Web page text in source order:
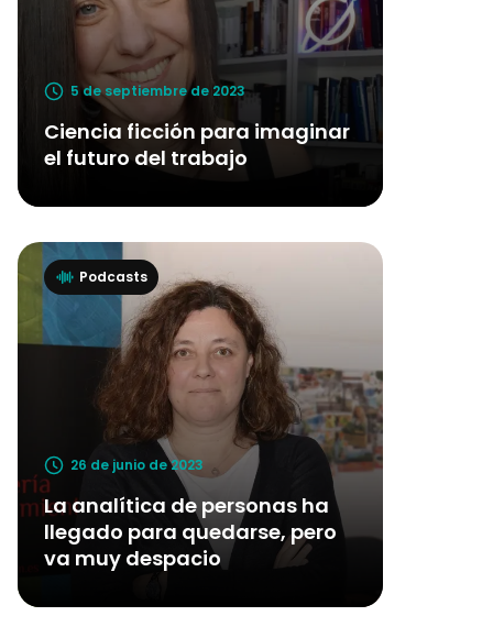
5 de septiembre de 2023
Ciencia ficción para imaginar
el futuro del trabajo
Podcasts
26 de junio de 2023
La analítica de personas ha
llegado para quedarse, pero
va muy despacio